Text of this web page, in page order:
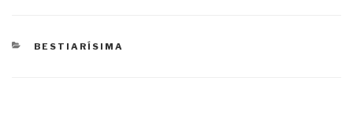
CATEGORÍAS
BESTIARÍSIMA